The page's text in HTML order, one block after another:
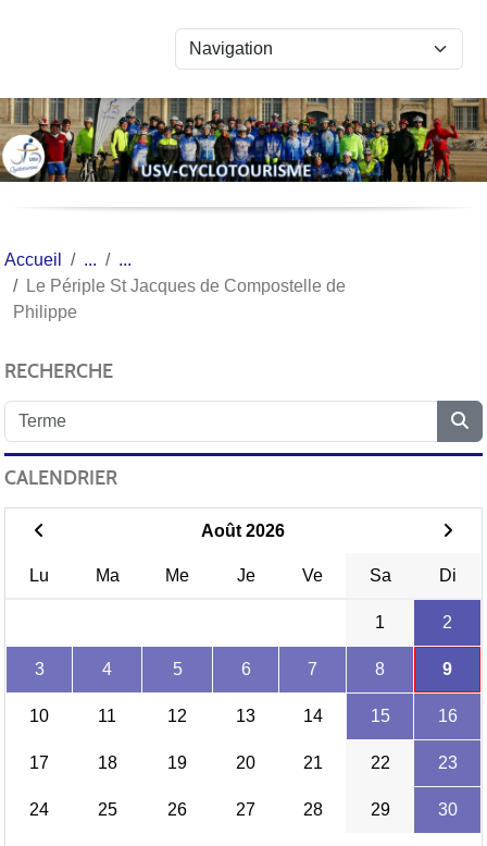
Accueil
Le Périple St Jacques de Compostelle de
Philippe
RECHERCHE
CALENDRIER
Août 2026
Lu Ma Me Je Ve Sa Di
1 2
3 4 5 6 7 8 9
10 11 12 13 14 15 16
17 18 19 20 21 22 23
24 25 26 27 28 29 30